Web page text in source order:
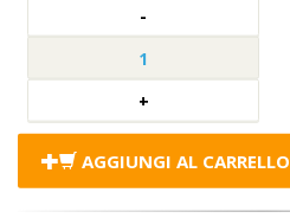
AGGIUNGI AL CARRELLO